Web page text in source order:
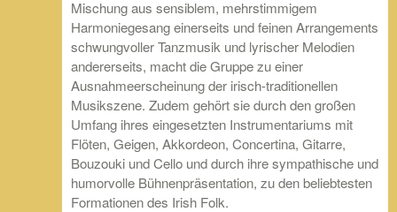
Mischung aus sensiblem, mehrstimmigem
Harmoniegesang einerseits und feinen Arrangements
schwungvoller Tanzmusik und lyrischer Melodien
andererseits, macht die Gruppe zu einer
Ausnahmeerscheinung der irisch-traditionellen
Musikszene. Zudem gehört sie durch den großen
Umfang ihres eingesetzten Instrumentariums mit
Flöten, Geigen, Akkordeon, Concertina, Gitarre,
Bouzouki und Cello und durch ihre sympathische und
humorvolle Bühnenpräsentation, zu den beliebtesten
Formationen des Irish Folk.